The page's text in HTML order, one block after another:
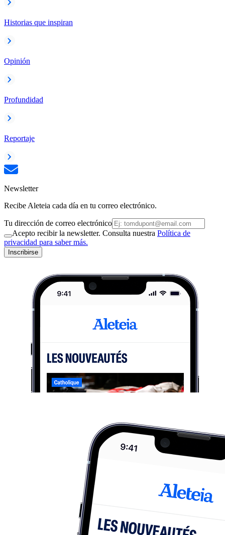
Historias que inspiran
Opinión
Profundidad
Reportaje
Newsletter
Recibe Aleteia cada día en tu correo electrónico.
Tu dirección de correo electrónico
Acepto recibir la newsletter. Consulta nuestra Política de
privacidad para saber más.
Inscribirse